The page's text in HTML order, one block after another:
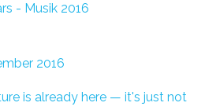
- Musik 2016
2016
is already here — it's just not